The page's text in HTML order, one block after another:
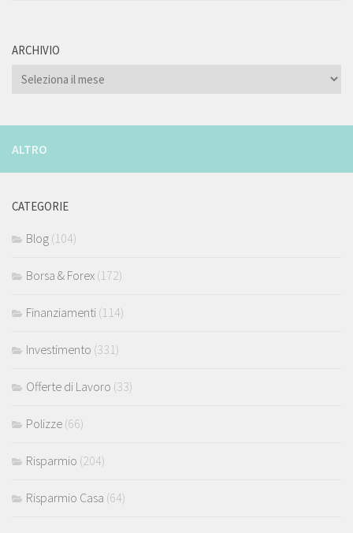
ARCHIVIO
ARCHIVIO
ALTRO
CATEGORIE
Blog (104)
Borsa & Forex (172)
Finanziamenti (114)
Investimento (331)
Offerte di Lavoro (33)
Polizze (66)
Risparmio (204)
Risparmio Casa (64)